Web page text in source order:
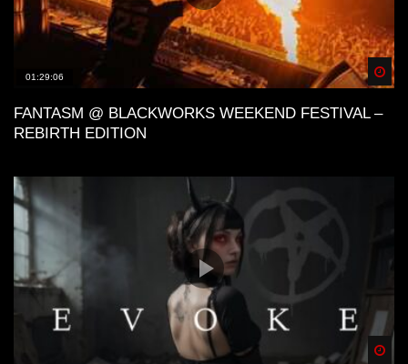
01:29:06
FANTASM @ BLACKWORKS WEEKEND FESTIVAL –
REBIRTH EDITION